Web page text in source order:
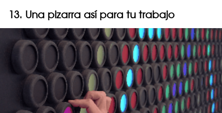
13. Una pizarra así para tu trabajo